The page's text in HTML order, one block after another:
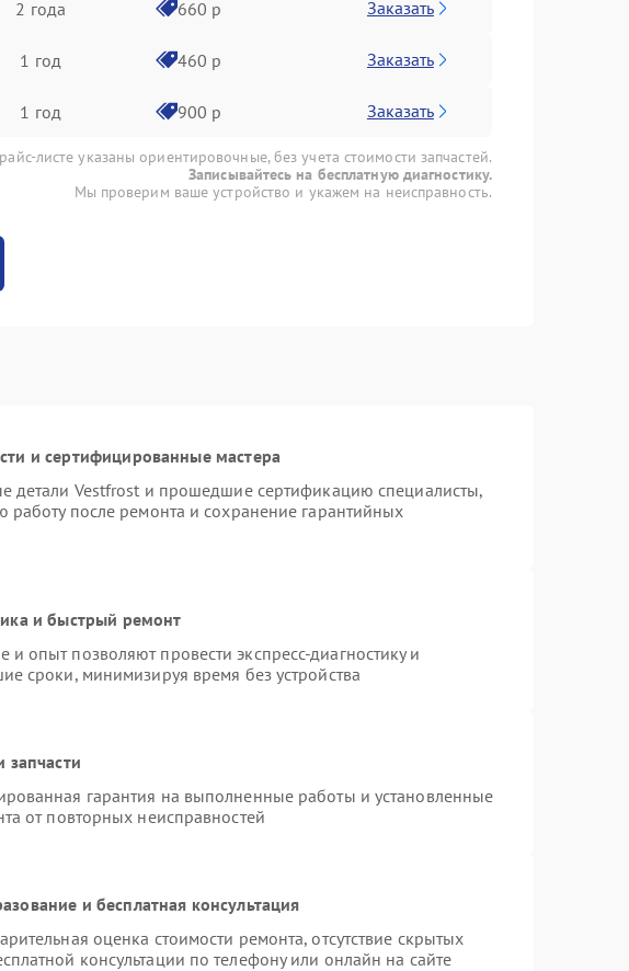
2 года 660 р Заказать
1 год 460 р Заказать
1 год 900 р Заказать
листе указаны ориентировочные, без учета стоимости запчастей.
Записывайтесь на бесплатную диагностику.
Мы проверим ваше устройство и укажем на неисправность.
и сертифицированные мастера
детали Vestfrost и прошедшие сертификацию специалисты,
работу после ремонта и сохранение гарантийных
и быстрый ремонт
опыт позволяют провести экспресс-диагностику и
сроки, минимизируя время без устройства
запчасти
гарантия на выполненные работы и установленные
от повторных неисправностей
и бесплатная консультация
оценка стоимости ремонта, отсутствие скрытых
консультации по телефону или онлайн на сайте